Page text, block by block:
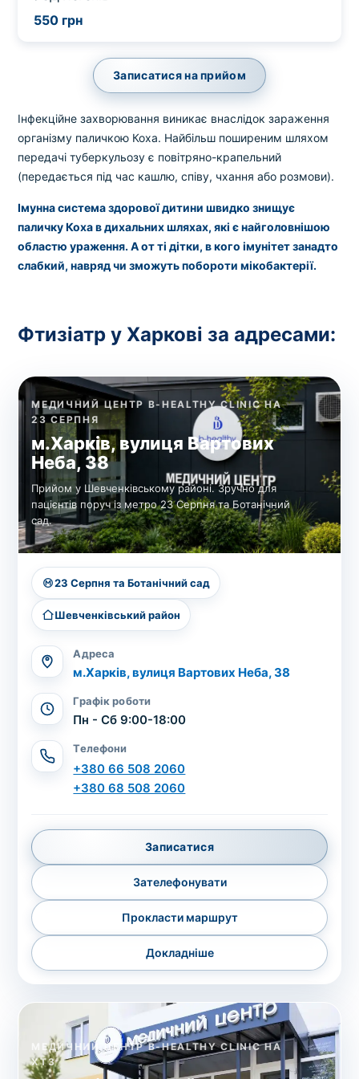
550 грн
Записатися на прийом
Інфекційне захворювання виникає внаслідок зараження
організму паличкою Коха. Найбільш поширеним шляхом
передачі туберкульозу є повітряно-крапельний
(передається під час кашлю, співу, чхання або розмови).
Імунна система здорової дитини швидко знищує
паличку Коха в дихальних шляхах, які є найголовнішою
областю ураження. А от ті дітки, в кого імунітет занадто
слабкий, навряд чи зможуть побороти мікобактерії.
Фтизіатр у Харкові за адресами:
МЕДИЧНИЙ ЦЕНТР B-HEALTHY CLINIC НА
23 СЕРПНЯ
м.Харків, вулиця Вартових
Неба, 38
Прийом у Шевченківському районі. Зручно для
пацієнтів поруч із метро 23 Серпня та Ботанічний
сад.
23 Серпня та Ботанічний сад
Шевченківський район
Адреса
м.Харків, вулиця Вартових Неба, 38
Графік роботи
Пн - Сб 9:00-18:00
Телефони
+380 66 508 2060
+380 68 508 2060
Записатися
Зателефонувати
Прокласти маршрут
Докладніше
МЕДИЧНИЙ ЦЕНТР B-HEALTHY CLINIC НА
ХТЗ